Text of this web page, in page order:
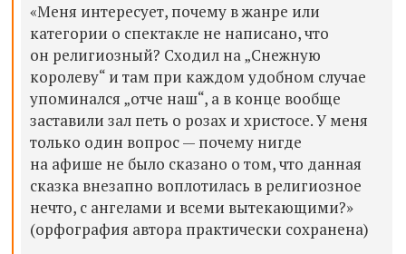
«Меня интересует, почему в жанре или
категории о спектакле не написано, что
он религиозный? Сходил на „Снежную
королеву“ и там при каждом удобном случае
упоминался „отче наш“, а в конце вообще
заставили зал петь о розах и христосе. У меня
только один вопрос — почему нигде
на афише не было сказано о том, что данная
сказка внезапно воплотилась в религиозное
нечто, с ангелами и всеми вытекающими?»
(орфография автора практически сохранена)